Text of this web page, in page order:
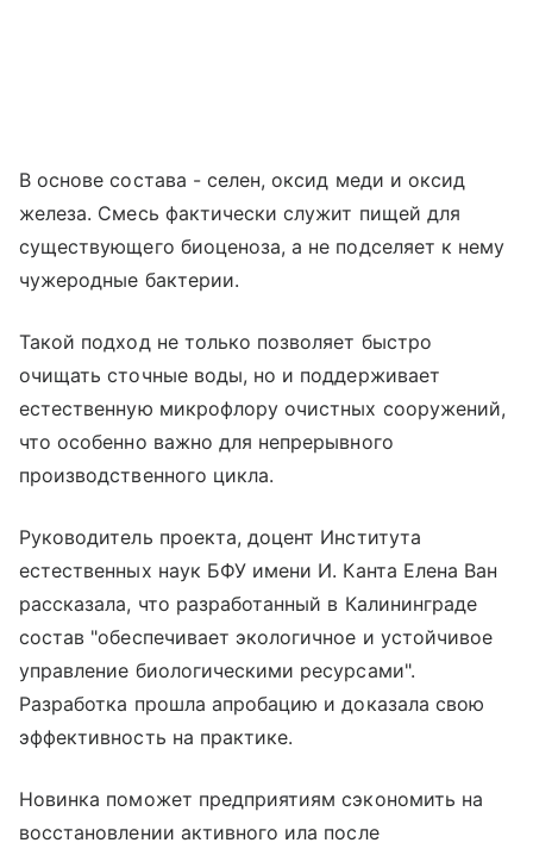
В основе состава - селен, оксид меди и оксид
железа. Смесь фактически служит пищей для
существующего биоценоза, а не подселяет к нему
чужеродные бактерии.
Такой подход не только позволяет быстро
очищать сточные воды, но и поддерживает
естественную микрофлору очистных сооружений,
что особенно важно для непрерывного
производственного цикла.
Руководитель проекта, доцент Института
естественных наук БФУ имени И. Канта Елена Ван
рассказала, что разработанный в Калининграде
состав "обеспечивает экологичное и устойчивое
управление биологическими ресурсами".
Разработка прошла апробацию и доказала свою
эффективность на практике.
Новинка поможет предприятиям сэкономить на
восстановлении активного ила после